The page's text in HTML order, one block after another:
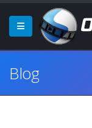
Blog